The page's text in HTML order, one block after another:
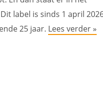
label is sinds 1 april
25 jaar. Lees verder »